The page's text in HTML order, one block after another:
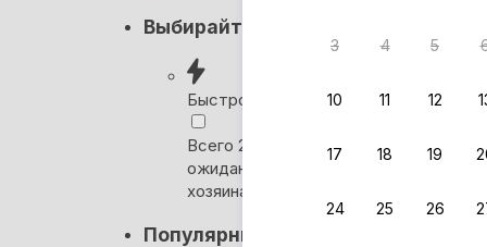
3 4 5
10 11 12
17 18 19
24 25 26
Выбирайте лучшее
Быстрое бронирование
Всего 2 минуты, без
ожидания ответа от
хозяина
Популярные фильтры
Вернём
Кэшбэк